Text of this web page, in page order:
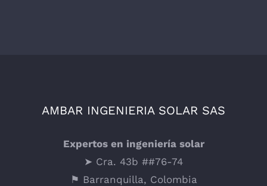
AMBAR INGENIERIA SOLAR SAS
Expertos en ingeniería solar
➤ Cra. 43b ##76-74
⚑ Barranquilla, Colombia